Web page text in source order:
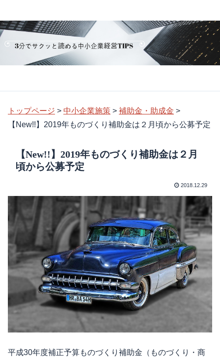
トップページ > 中小企業施策 > 補助金・助成金 >
【New!!】2019年ものづくり補助金は２月頃から公募予定
【New!!】2019年ものづくり補助金は２月
頃から公募予定
2018.12.29
平成30年度補正予算ものづくり補助金（ものづくり・商